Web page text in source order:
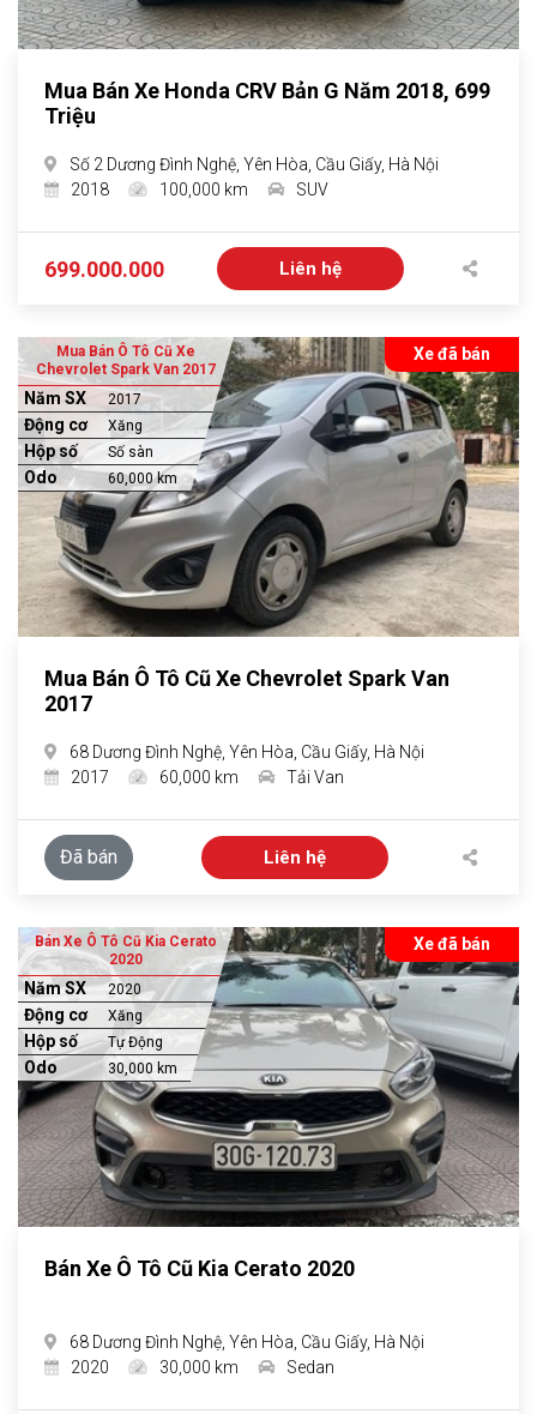
Mua Bán Xe Honda CRV Bản G Năm 2018, 699
Triệu
Số 2 Dương Đình Nghệ, Yên Hòa, Cầu Giấy, Hà Nội
2018
100,000 km SUV
699.000.000 Liên hệ
Xe đã bán
Mua Bán Ô Tô Cũ Xe
Chevrolet Spark Van 2017
Năm SX 2017
Động cơ Xăng
Hộp số Số sàn
Odo 60,000 km
Mua Bán Ô Tô Cũ Xe Chevrolet Spark Van
2017
68 Dương Đình Nghệ, Yên Hòa, Cầu Giấy, Hà Nội
2017
60,000 km Tải Van
Đã bán Liên hệ
Xe đã bán
Bán Xe Ô Tô Cũ Kia Cerato
2020
Năm SX 2020
Động cơ Xăng
Hộp số Tự Động
Odo 30,000 km
Bán Xe Ô Tô Cũ Kia Cerato 2020
68 Dương Đình Nghệ, Yên Hòa, Cầu Giấy, Hà Nội
2020
30,000 km Sedan